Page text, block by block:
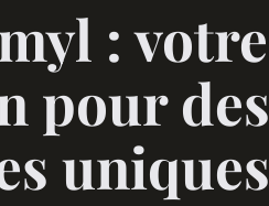
: votre
pour des
uniques